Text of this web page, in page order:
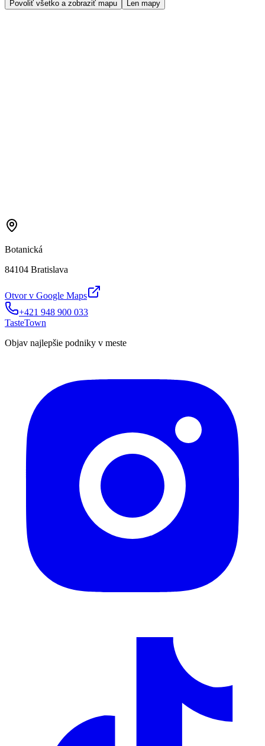
Povoliť všetko a zobraziť mapu Len mapy
Botanická
84104 Bratislava
Otvor v Google Maps
+421 948 900 033
TasteTown
Objav najlepšie podniky v meste